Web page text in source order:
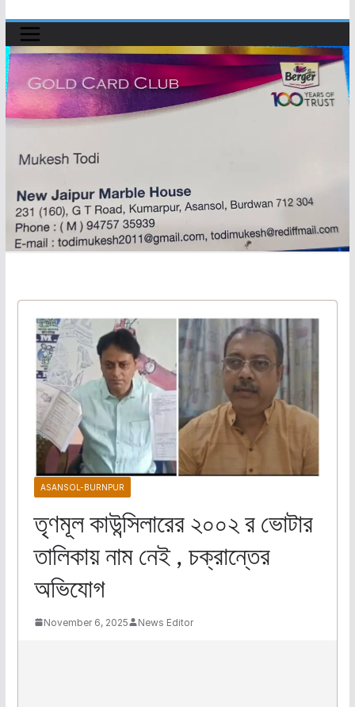
ASANSOL-BURNPUR
তৃণমূল কাউন্সিলারের ২০০২ র ভোটার
তালিকায় নাম নেই , চক্রান্তের
অভিযোগ
November 6, 2025 News Editor